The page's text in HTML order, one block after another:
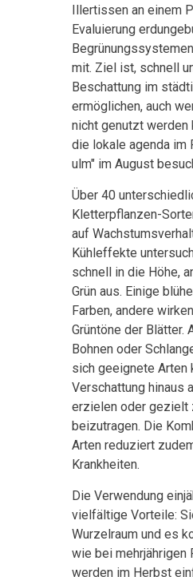
Illertissen an einem
Evaluierung
mit. Ziel ist, schnell
Beschattung im
ermöglichen, auch
nicht genutzt werden
die lokale agenda im
ulm" im August
Über 40
Kletterpflanzen-
auf
Kühleffekte
schnell in die Höhe,
Grün aus. Einige
Farben, andere
Grüntöne der Blätter.
Bohnen oder
sich geeignete Arten
Verschattung hinaus
erzielen oder gezielt
beizutragen. Die
Arten reduziert
Krankheiten.
Die Verwendung
vielfältige Vorteile:
Wurzelraum und es
wie bei mehrjährigen
werden im Herbst